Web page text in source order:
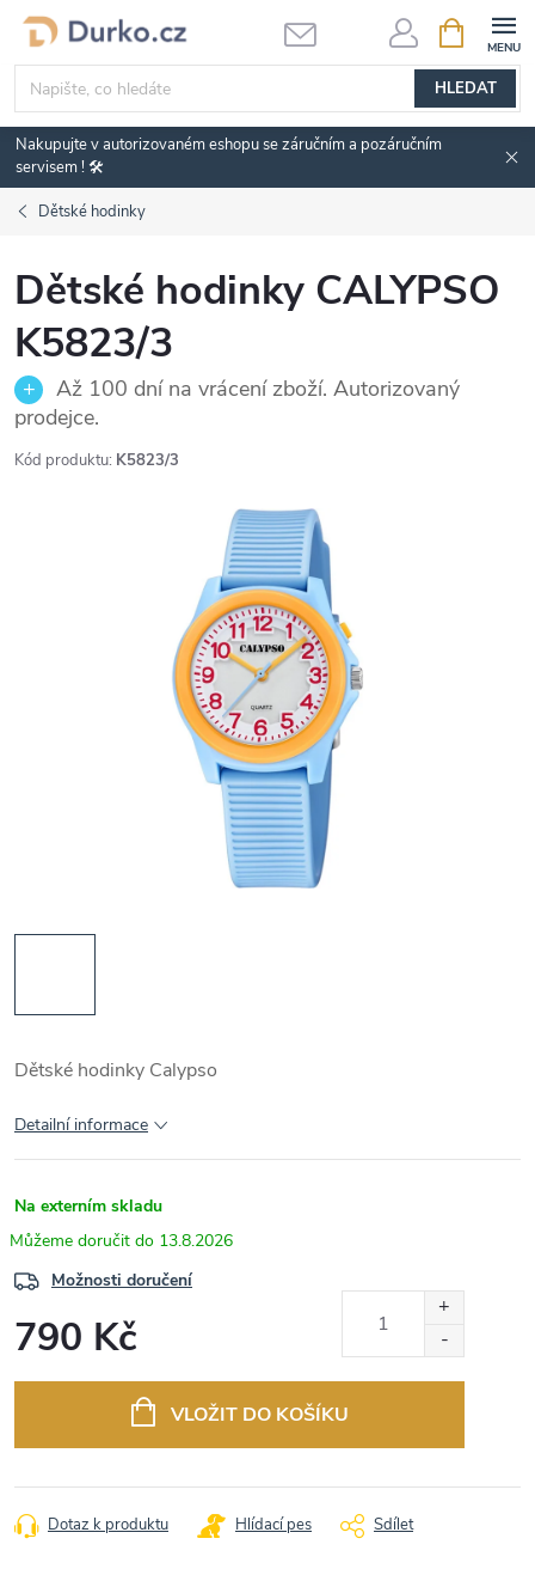
Přejít
obsah
HLEDAT
NÁKUPNÍ
KOŠÍK
Nakupujte v autorizovaném eshopu se záručním a pozáručním
servisem ! 🛠️
Dětské hodinky
Dětské hodinky CALYPSO
K5823/3
Až 100 dní na vrácení zboží. Autorizovaný
prodejce.
Kód produktu: K5823/3
Dětské hodinky Calypso
Detailní informace
Na externím skladu
13.8.2026
Možnosti doručení
790 Kč
VLOŽIT DO KOŠÍKU
Dotaz k produktu Hlídací pes Sdílet